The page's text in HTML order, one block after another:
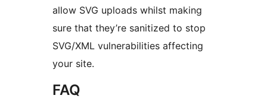
allow SVG uploads whilst making
sure that they’re sanitized to stop
SVG/XML vulnerabilities affecting
your site.
FAQ